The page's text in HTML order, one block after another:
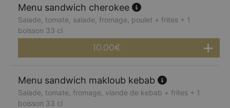
Menu sandwich cherokee
Salade, tomate, salade, fromage, poulet + frites + 1
boisson 33 cl
10.00€
Menu sandwich makloub kebab
Salade, tomate, fromage, viande de kebab + frites + 1
boisson 33 cl